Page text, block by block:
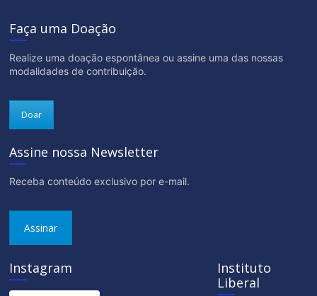
Faça uma Doação
Realize uma doação espontânea ou assine uma das nossas
modalidades de contribuição.
Doar
Assine nossa Newsletter
Receba conteúdo exclusivo por e-mail.
Assinar
Instagram
Instituto
Liberal